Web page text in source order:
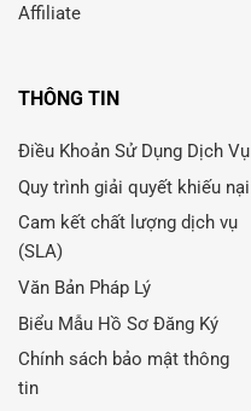
Affiliate
THÔNG TIN
Điều Khoản Sử Dụng Dịch Vụ
Quy trình giải quyết khiếu nại
Cam kết chất lượng dịch vụ
(SLA)
Văn Bản Pháp Lý
Biểu Mẫu Hồ Sơ Đăng Ký
Chính sách bảo mật thông
tin